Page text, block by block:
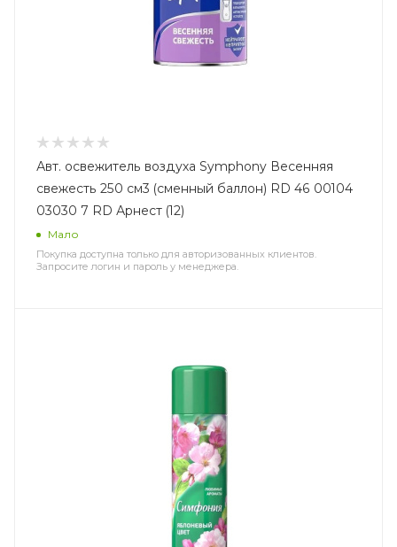
Авт. освежитель воздуха Symphony Весенняя
свежесть 250 см3 (сменный баллон) RD 46 00104
03030 7 RD Арнест (12)
Мало
Покупка доступна только для авторизованных клиентов.
Запросите логин и пароль у менеджера.